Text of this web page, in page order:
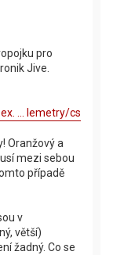
pro
Jive.
... lemetry/cs
Oranžový a
mezi sebou
případě
v
větší)
žadný. Co se